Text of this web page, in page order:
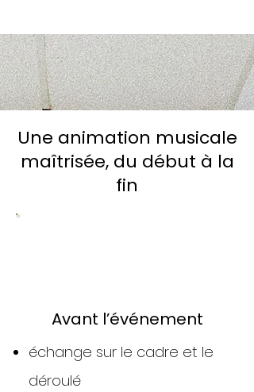
Une animation musicale
maîtrisée, du début à la
fin
Avant l’événement
échange sur le cadre et le
déroulé